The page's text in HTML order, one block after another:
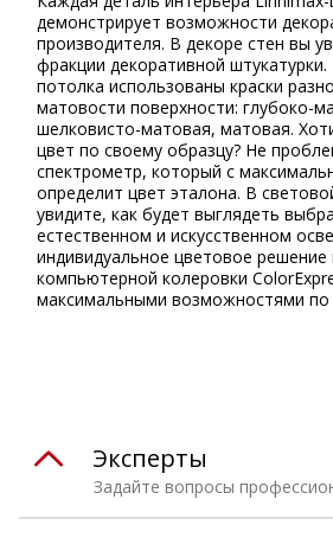
демонстрирует возможности
производителя. В декоре стен вы
фракции декоративной
потолка использованы краски
матовости поверхности: глубоко-
шелковисто-матовая, матовая.
цвет по своему образцу? Не
спектрометр, который с
определит цвет эталона. В
увидите, как будет выглядеть
естественном и искусственном
индивидуальное цветовое
компьютерной колеровки
максимальными возможностями по
Задайте вопросы
Эксперты